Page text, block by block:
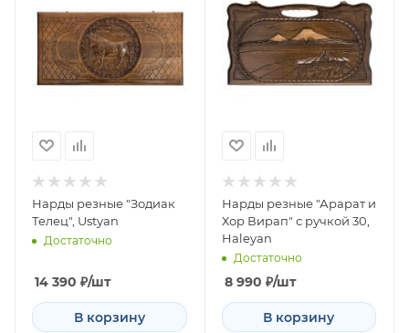
Нарды резные "Зодиак
Телец", Ustyan
Достаточно
14 390 ₽/шт
В корзину
Нарды резные "Арарат и
Хор Вирап" с ручкой 30,
Haleyan
Достаточно
8 990 ₽/шт
В корзину